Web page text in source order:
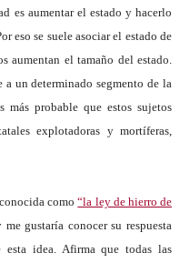
es aumentar el estado y hacerlo
eso se suele asociar el estado de
aumentan el tamaño del estado.
a un determinado segmento de la
más probable que estos sujetos
explotadoras y mortíferas,
como“la ley de hierro de
me gustaría conocer su respuesta
esta idea. Afirma que todas las